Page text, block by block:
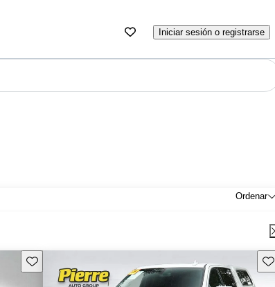
Iniciar sesión o registrarse
Ordenar
Guarda este Aviso